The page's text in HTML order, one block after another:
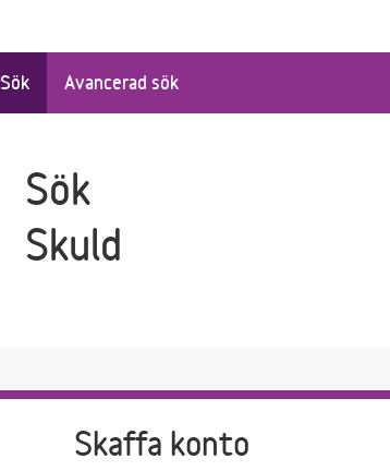
Sök Avancerad sök
Sök
Skuld
Skaffa konto